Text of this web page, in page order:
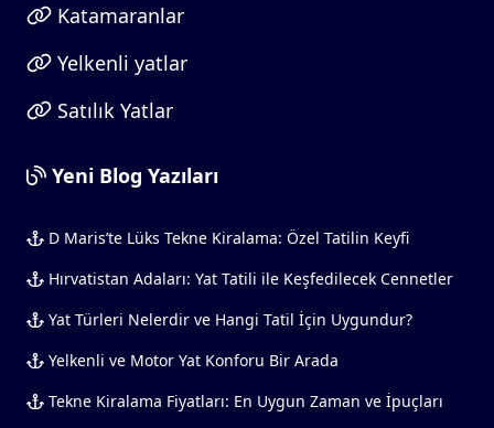
Katamaranlar
Yelkenli yatlar
Satılık Yatlar
Yeni Blog Yazıları
D Maris’te Lüks Tekne Kiralama: Özel Tatilin Keyfi
Hırvatistan Adaları: Yat Tatili ile Keşfedilecek Cennetler
Yat Türleri Nelerdir ve Hangi Tatil İçin Uygundur?
Yelkenli ve Motor Yat Konforu Bir Arada
Tekne Kiralama Fiyatları: En Uygun Zaman ve İpuçları